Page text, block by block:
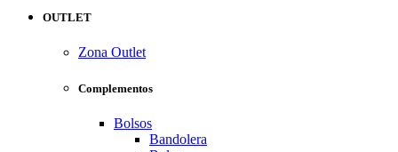
OUTLET
Zona Outlet
Complementos
Bolsos
Bandolera